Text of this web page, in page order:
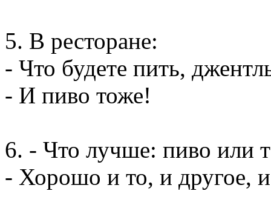
5. В ресторане:
- Что будете пить,
- И пиво тоже!
6. - Что лучше: пиво или
- Хорошо и то, и другое,